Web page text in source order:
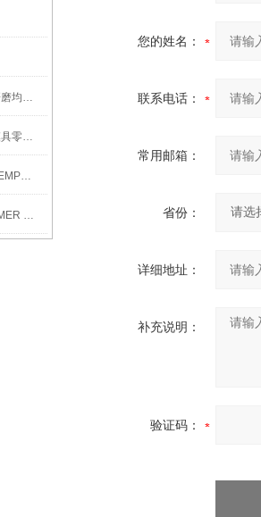
CG-900COLE-PARMER 叶片式冷冻研磨均质机
IFB-52/101/111COLE-PARMER工业模具零件清洁流化沙浴
05053系列COLE-PARMER STABLETEMP真空烘箱
11124-07/MP40/11124-06COLE-PARMER SYMMETRY MB水分测定天平
您的姓名：
联系电话：
常用邮箱：
省份：
详细地址：
补充说明：
验证码：